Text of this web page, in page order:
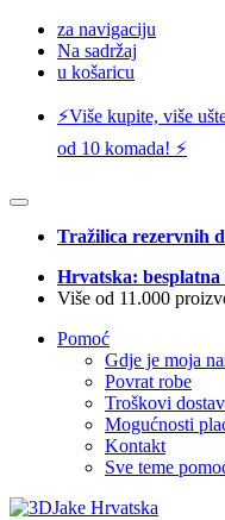
za navigaciju
Na sadržaj
u košaricu
⚡️Više kupite, više
od 10 komada! ⚡️
Tražilica rezervnih
Hrvatska:
Više od 11.000
Pomoć
Gdje je moja
Povrat robe
Troškovi
Mogućnosti
Kontakt
Sve teme